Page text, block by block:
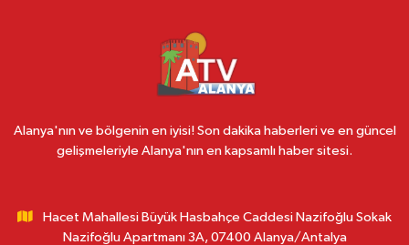
Alanya'nın ve bölgenin en iyisi! Son dakika haberleri ve en güncel
gelişmeleriyle Alanya'nın en kapsamlı haber sitesi.
Hacet Mahallesi Büyük Hasbahçe Caddesi Nazifoğlu Sokak
Nazifoğlu Apartmanı 3A, 07400 Alanya/Antalya